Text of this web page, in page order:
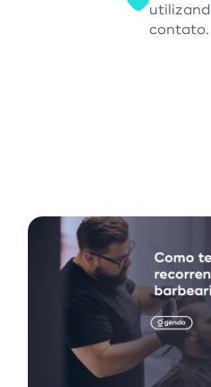
contato.
Vendas